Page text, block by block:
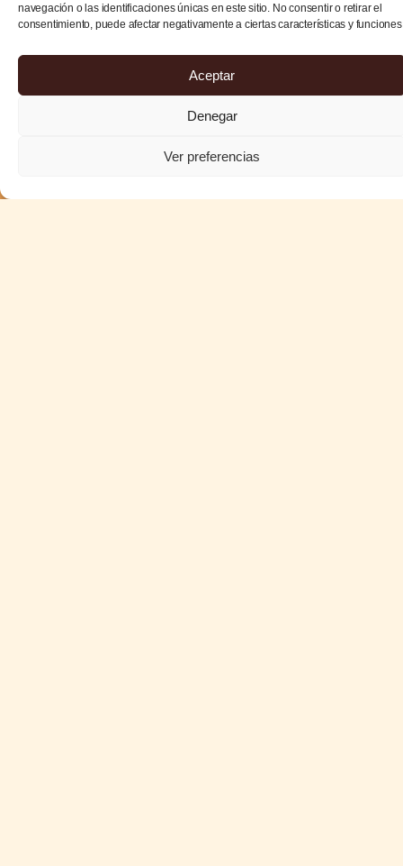
navegación o las identificaciones únicas en este sitio. No consentir o retirar el
consentimiento, puede afectar negativamente a ciertas características y
Aceptar
Denegar
Ver preferencias